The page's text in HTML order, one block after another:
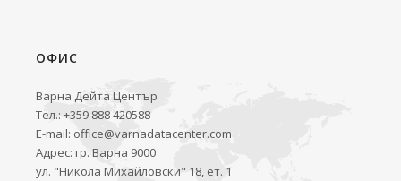
ОФИС
Варна Дейта Център
Тел.: +359 888 420588
E-mail: office@varnadatacenter.com
Адрес: гр. Варна 9000
ул. "Никола Михайловски" 18, ет. 1